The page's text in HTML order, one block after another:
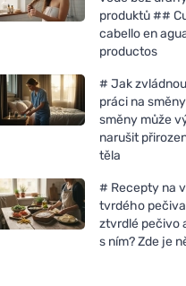
produktů ##
cabello en
productos
# Jak
práci na
směny může
narušit
těla
# Recepty na
tvrdého
ztvrdlé pečivo
s ním? Zde je